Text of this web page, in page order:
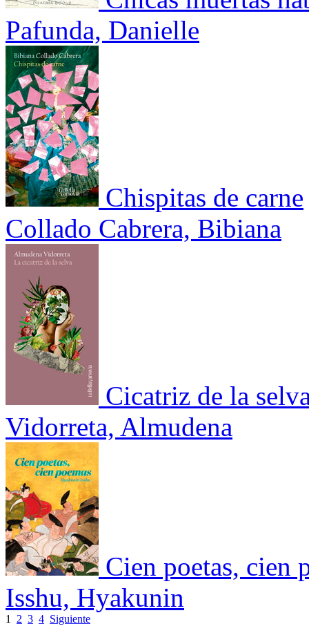
Pafunda, Danielle
Chispitas de carne
Collado Cabrera, Bibiana
Cicatriz de la
Vidorreta, Almudena
Cien poetas, cien
Isshu, Hyakunin
1 2 3 4 Siguiente